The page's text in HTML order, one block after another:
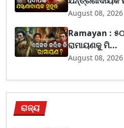
August 08, 2026
Ramayan :
ରାମାୟଣକୁ ମି...
August 08, 2026
ରାଜ୍ୟ